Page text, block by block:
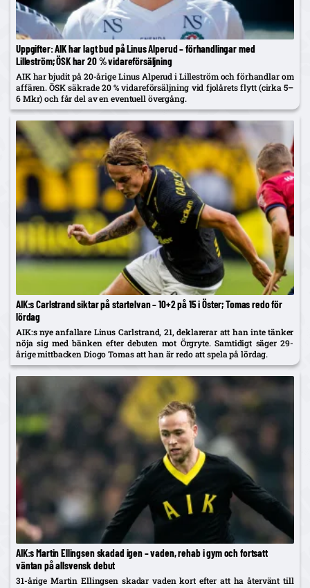
Uppgifter: AIK har lagt bud på Linus Alperud – förhandlingar med
Lilleström; ÖSK har 20 % vidareförsäljning
AIK har bjudit på 20-årige Linus Alperud i Lilleström och förhandlar om
affären. ÖSK säkrade 20 % vidareförsäljning vid fjolårets flytt (cirka 5–
6 Mkr) och får del av en eventuell övergång.
AIK:s Carlstrand siktar på startelvan – 10+2 på 15 i Öster; Tomas redo för
lördag
AIK:s nye anfallare Linus Carlstrand, 21, deklarerar att han inte tänker
nöja sig med bänken efter debuten mot Örgryte. Samtidigt säger 29-
årige mittbacken Diogo Tomas att han är redo att spela på lördag.
AIK:s Martin Ellingsen skadad igen – vaden, rehab i gym och fortsatt
väntan på allsvensk debut
31-årige Martin Ellingsen skadar vaden kort efter att ha återvänt till